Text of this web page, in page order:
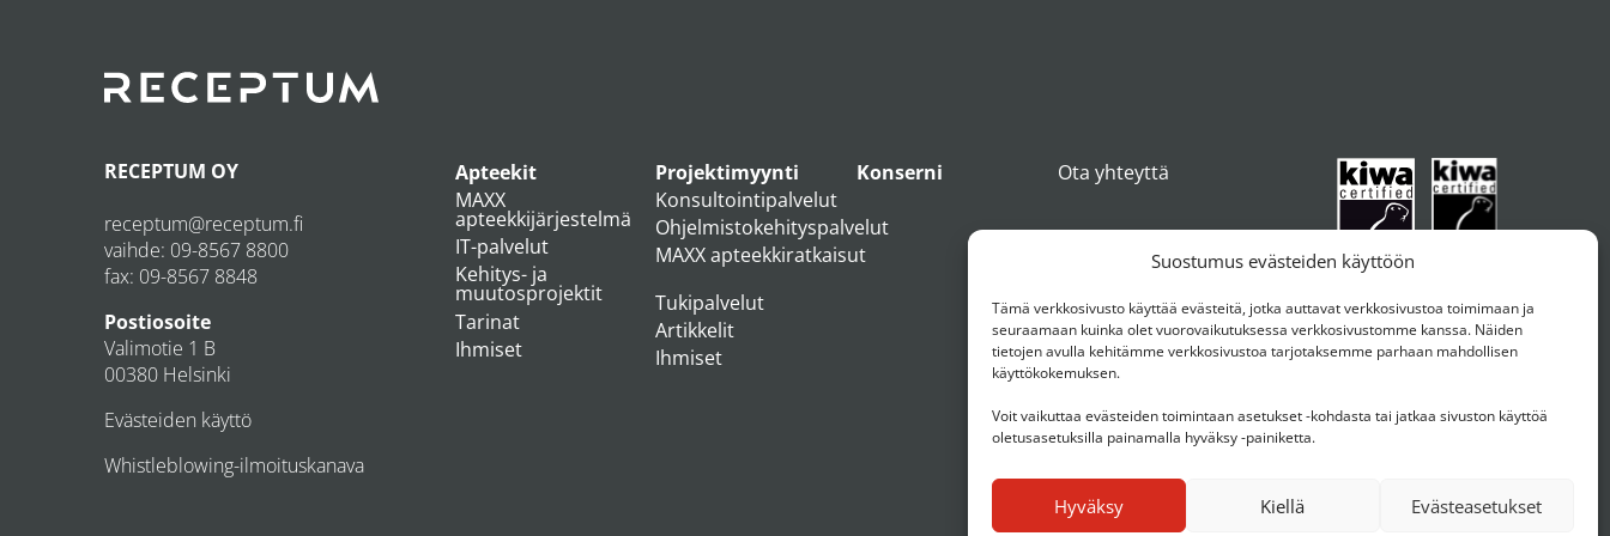
Suostumus evästeiden käyttöön
Tämä verkkosivusto käyttää evästeitä, jotka auttavat verkkosivustoa toimimaan ja
seuraamaan kuinka olet vuorovaikutuksessa verkkosivustomme kanssa. Näiden
tietojen avulla kehitämme verkkosivustoa tarjotaksemme parhaan mahdollisen
käyttökokemuksen.
Voit vaikuttaa evästeiden toimintaan asetukset -kohdasta tai jatkaa sivuston käyttöä
oletusasetuksilla painamalla hyväksy -painiketta.
Hyväksy Kiellä Evästeasetukset
RECEPTUM OY
receptum@receptum.fi
vaihde: 09-8567 8800
fax: 09-8567 8848
Postiosoite
Valimotie 1 B
00380 Helsinki
Evästeiden käyttö
Whistleblowing-ilmoituskanava
Apteekit
MAXX
apteekkijärjestelmä
IT-palvelut
Kehitys- ja
muutosprojektit
Tarinat
Ihmiset
Projektimyynti
Konsultointipalvelut
Ohjelmistokehityspalvelut
MAXX apteekkiratkaisut
Tukipalvelut
Artikkelit
Ihmiset
Konserni Ota yhteyttä